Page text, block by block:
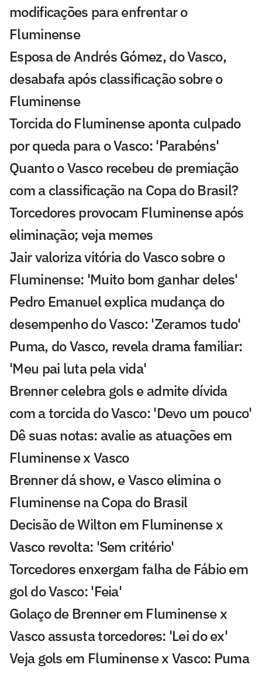
modificações para enfrentar o
Fluminense
Esposa de Andrés Gómez, do Vasco,
desabafa após classificação sobre o
Fluminense
Torcida do Fluminense aponta culpado
por queda para o Vasco: 'Parabéns'
Quanto o Vasco recebeu de premiação
com a classificação na Copa do Brasil?
Torcedores provocam Fluminense após
eliminação; veja memes
Jair valoriza vitória do Vasco sobre o
Fluminense: 'Muito bom ganhar deles'
Pedro Emanuel explica mudança do
desempenho do Vasco: 'Zeramos tudo'
Puma, do Vasco, revela drama familiar:
'Meu pai luta pela vida'
Brenner celebra gols e admite dívida
com a torcida do Vasco: 'Devo um pouco'
Dê suas notas: avalie as atuações em
Fluminense x Vasco
Brenner dá show, e Vasco elimina o
Fluminense na Copa do Brasil
Decisão de Wilton em Fluminense x
Vasco revolta: 'Sem critério'
Torcedores enxergam falha de Fábio em
gol do Vasco: 'Feia'
Golaço de Brenner em Fluminense x
Vasco assusta torcedores: 'Lei do ex'
Veja gols em Fluminense x Vasco: Puma